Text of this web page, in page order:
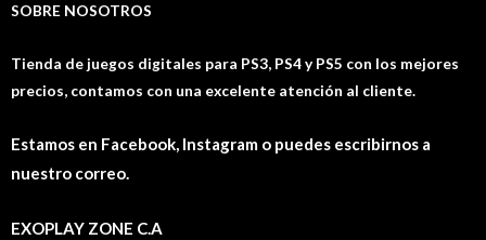
SOBRE NOSOTROS
Tienda de juegos digitales para PS3, PS4 y PS5 con los mejores
precios, contamos con una excelente atención al cliente.
Estamos en Facebook, Instagram o puedes escribirnos a
nuestro correo.
EXOPLAY ZONE C.A